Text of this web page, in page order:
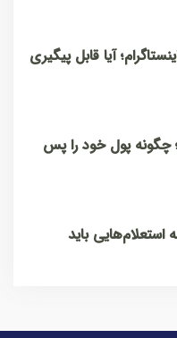
آیا قابل پیگیری
چگونه پول خود را پس
باید